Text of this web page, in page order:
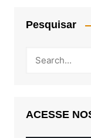
Pesquisar
ACESSE